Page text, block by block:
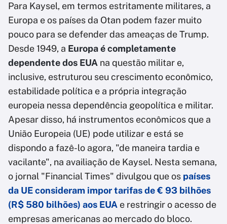
Para Kaysel, em termos estritamente militares, a
Europa e os países da Otan podem fazer muito
pouco para se defender das ameaças de Trump.
Desde 1949, a Europa é completamente
dependente dos EUA na questão militar e,
inclusive, estruturou seu crescimento econômico,
estabilidade política e a própria integração
europeia nessa dependência geopolítica e militar.
Apesar disso, há instrumentos econômicos que a
União Europeia (UE) pode utilizar e está se
dispondo a fazê-lo agora, "de maneira tardia e
vacilante", na availiação de Kaysel. Nesta semana,
o jornal "Financial Times" divulgou que os países
da UE consideram impor tarifas de € 93 bilhões
(R$ 580 bilhões) aos EUA e restringir o acesso de
empresas americanas ao mercado do bloco.